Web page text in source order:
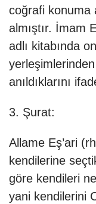
coğrafi konuma
almıştır. İmam
adlı kitabında
anıldıklarını
3. Şurat:
Allame Eş’ari
kendilerine
göre kendileri
yani kendilerini